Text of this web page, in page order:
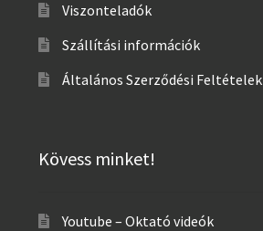
Viszonteladók
Szállítási információk
Általános Szerződési Feltételek
Kövess minket!
Youtube – Oktató videók